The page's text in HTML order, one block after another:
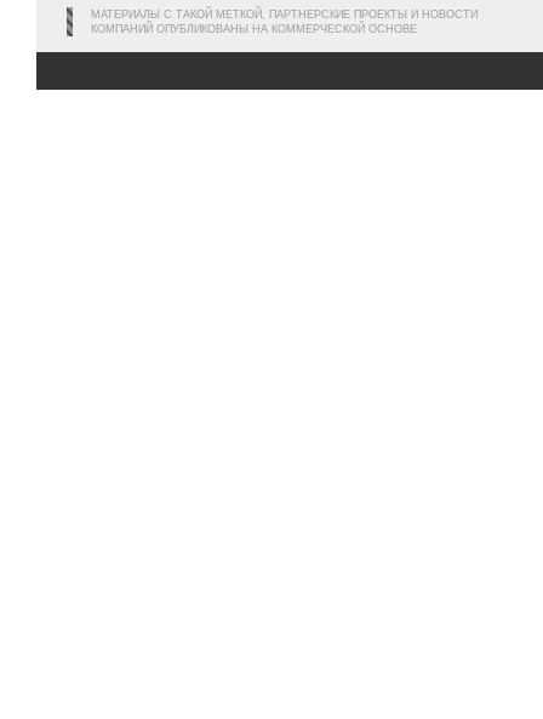
МАТЕРИАЛЫ С ТАКОЙ МЕТКОЙ, ПАРТНЕРСКИЕ ПРОЕКТЫ И НОВОСТИ
КОМПАНИЙ ОПУБЛИКОВАНЫ НА КОММЕРЧЕСКОЙ ОСНОВЕ